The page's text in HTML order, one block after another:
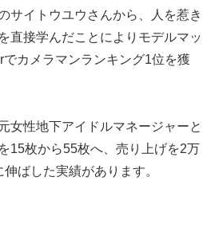
サイトウユウさんから、人を惹き
直接学んだことによりモデルマッ
カメラマンランキング1位を獲
女性地下アイドルマネージャーと
15枚から55枚へ、売り上げを2万
ばした実績があります。